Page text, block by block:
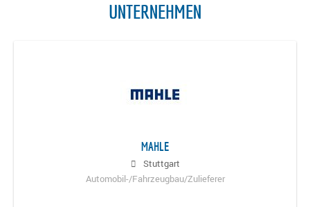
UNTERNEHMEN
MAHLE
Stuttgart
Automobil-/Fahrzeugbau/Zulieferer